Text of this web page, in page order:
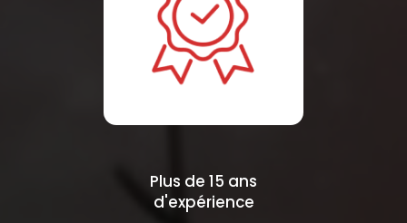
Plus de 15 ans
d'expérience